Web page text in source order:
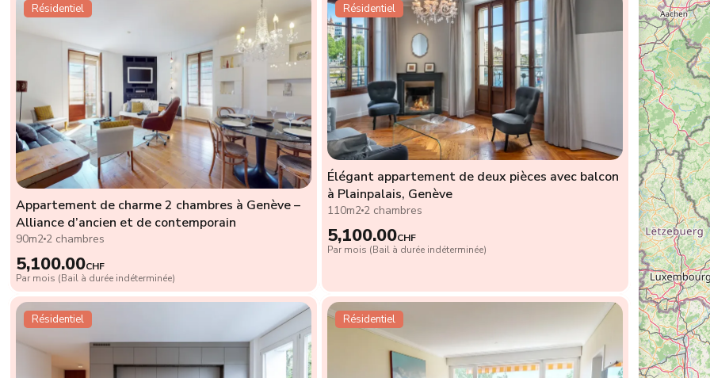
Résidentiel
Appartement de charme 2 chambres à Genève –
Alliance d’ancien et de contemporain
90m2 2 chambres
5,100.00CHF
Par mois (Bail à durée indéterminée)
Résidentiel
Élégant appartement de deux pièces avec balcon
à Plainpalais, Genève
110m2 2 chambres
5,100.00CHF
Par mois (Bail à durée indéterminée)
Résidentiel Résidentiel